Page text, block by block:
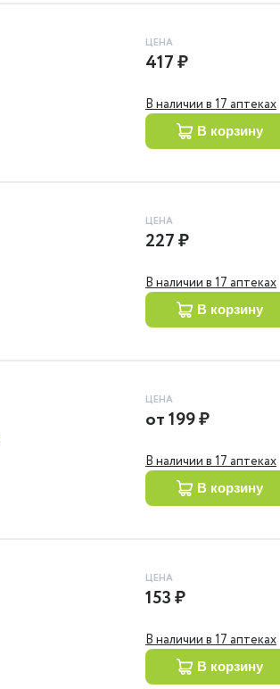
ЦЕНА
417 ₽
В наличии в 17 аптеках
в корзину
ЦЕНА
227 ₽
В наличии в 17 аптеках
в корзину
ЦЕНА
от 199 ₽
В наличии в 17 аптеках
в корзину
ЦЕНА
153 ₽
В наличии в 17 аптеках
в корзину